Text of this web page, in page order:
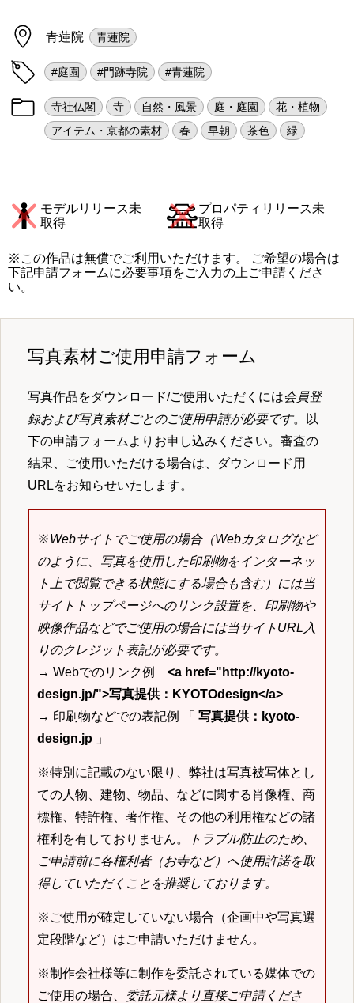
青蓮院 青蓮院
#庭園 #門跡寺院 #青蓮院
寺社仏閣 寺 自然・風景 庭・庭園
花・植物
アイテム・京都の素材
春 早朝 茶色 緑
モデルリリース未
取得
プロパティリリース未
取得
※この作品は無償でご利用いただけます。 ご希望の場合は
下記申請フォームに必要事項をご入力の上ご申請くださ
い。
写真素材ご使用申請フォーム
写真作品をダウンロード/ご使用いただくには会員登
録および写真素材ごとのご使用申請が必要です。以
下の申請フォームよりお申し込みください。審査の
結果、ご使用いただける場合は、ダウンロード用
URLをお知らせいたします。
※Webサイトでご使用の場合（Webカタログなど
のように、写真を使用した印刷物をインターネッ
ト上で閲覧できる状態にする場合も含む）には当
サイトトップページへのリンク設置を、印刷物や
映像作品などでご使用の場合には当サイトURL入
りのクレジット表記が必要です。
→ Webでのリンク例 <a href="http://kyoto-
design.jp/">写真提供：KYOTOdesign</a>
→ 印刷物などでの表記例 「 写真提供：kyoto-
design.jp 」
※特別に記載のない限り、弊社は写真被写体とし
ての人物、建物、物品、などに関する肖像権、商
標権、特許権、著作権、その他の利用権などの諸
権利を有しておりません。
トラブル防止のため、
ご申請前に各権利者（お寺など）へ使用許諾を取
得していただくことを推奨しております。
※ご使用が確定していない場合（企画中や写真選
定段階など）はご申請いただけません。
※制作会社様等に制作を委託されている媒体での
ご使用の場合、 委託元様より直接ご申請くださ